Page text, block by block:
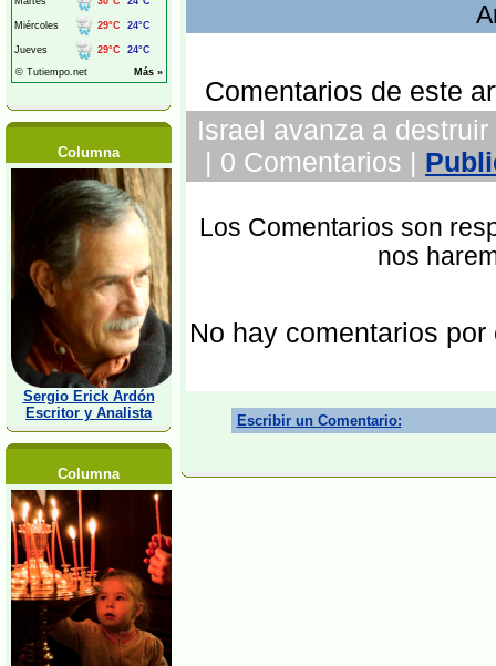
Columna
Sergio Erick Ardón
Escritor y Analista
Columna
Comentarios de este
Israel avanza a
| 0 Comentarios |
Los Comentarios son
nos
No hay comentarios por
Escribir un Comentario: